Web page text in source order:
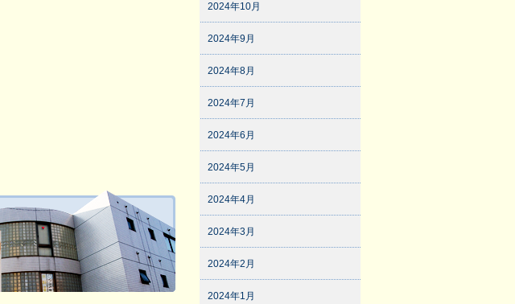
2024年10月
2024年9月
2024年8月
2024年7月
2024年6月
2024年5月
2024年4月
2024年3月
2024年2月
2024年1月